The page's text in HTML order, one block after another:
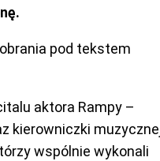
pod tekstem
aktora Rampy –
kierowniczki
wspólnie wykonali